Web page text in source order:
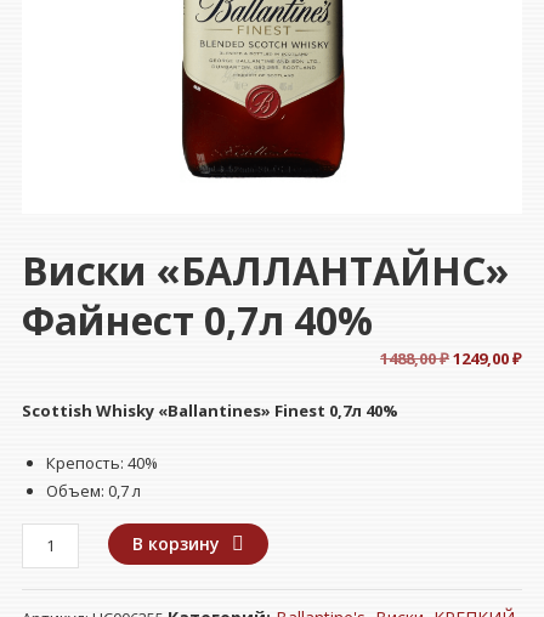
Виски «БАЛЛАНТАЙНС»
Файнест 0,7л 40%
1488,00₽1249,00₽
Scottish Whisky «Ballantines» Finest 0,7л 40%
Крепость: 40%
Объем: 0,7 л
Количество
товара
Виски
В корзину